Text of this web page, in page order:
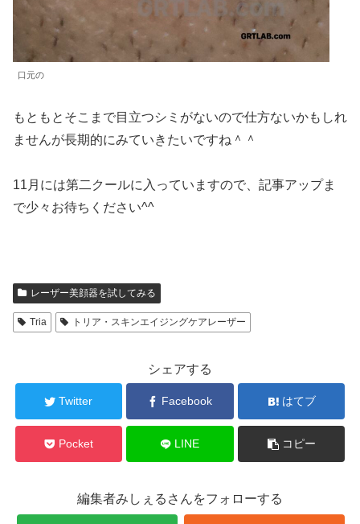
口元の
もともとそこまで目立つシミがないので仕方ないかもしれ
ませんが長期的にみていきたいですね＾＾
11月には第二クールに入っていますので、記事アップま
で少々お待ちください^^
レーザー美顔器を試してみる
Tria トリア・スキンエイジングケアレーザー
シェアする
Twitter Facebook はてブ
Pocket LINE コピー
編集者みしぇるさんをフォローする